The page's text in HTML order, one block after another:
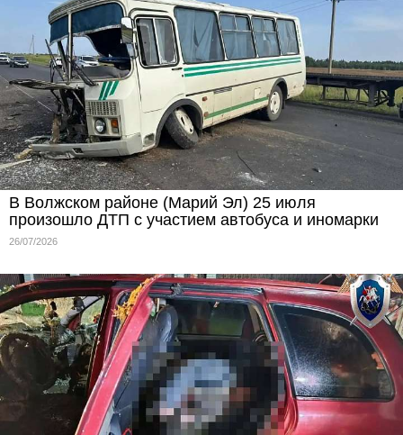
В Волжском районе (Марий Эл) 25 июля
произошло ДТП с участием автобуса и иномарки
26/07/2026